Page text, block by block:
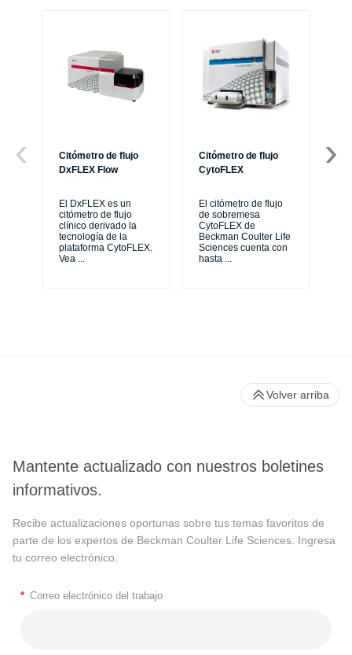
Citómetro de flujo
DxFLEX Flow
El DxFLEX es un
citómetro de flujo
clínico derivado la
tecnología de la
plataforma CytoFLEX.
Vea ...
Citómetro de flujo
CytoFLEX
El citómetro de flujo
de sobremesa
CytoFLEX de
Beckman Coulter Life
Sciences cuenta con
hasta ...
Mantente actualizado con nuestros boletines
informativos.
Recibe actualizaciones oportunas sobre tus temas favoritos de
parte de los expertos de Beckman Coulter Life Sciences. Ingresa
tu correo electrónico.
* Correo electrónico del trabajo
Volver arriba